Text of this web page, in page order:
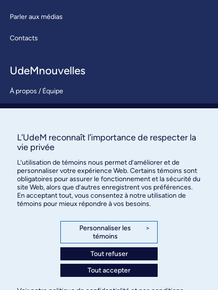
Parler aux médias
Contacts
UdeMnouvelles
À propos / Équipe
S’abonner
des relations publiques
3744, rue Jean-Brillant, bureau 490
Montréal (Québec) H3T 1P1
L’UdeM reconnaît l’importance de respecter la
vie privée
L’utilisation de témoins nous permet d’améliorer et de
personnaliser votre expérience Web. Certains témoins sont
obligatoires pour assurer le fonctionnement et la sécurité du
site Web, alors que d’autres enregistrent vos préférences.
En acceptant tout, vous consentez à notre utilisation de
témoins pour mieux répondre à vos besoins.
Personnaliser les
témoins
>
Tout refuser
Tout accepter